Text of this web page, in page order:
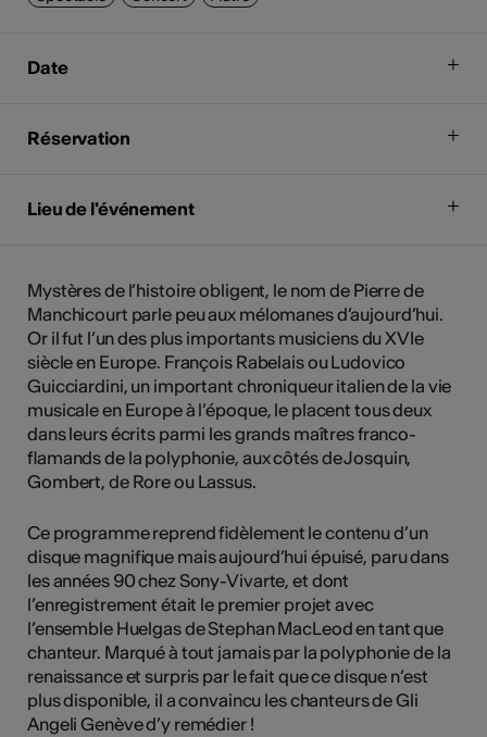
Date
Réservation
Lieu de l'événement
Mystères de l’histoire obligent, le nom de Pierre de
Manchicourt parle peu aux mélomanes d’aujourd’hui.
Or il fut l’un des plus importants musiciens du XVIe
siècle en Europe. François Rabelais ou Ludovico
Guicciardini, un important chroniqueur italien de la vie
musicale en Europe à l’époque, le placent tous deux
dans leurs écrits parmi les grands maîtres franco-
flamands de la polyphonie, aux côtés de Josquin,
Gombert, de Rore ou Lassus.
Ce programme reprend fidèlement le contenu d’un
disque magnifique mais aujourd’hui épuisé, paru dans
les années 90 chez Sony-Vivarte, et dont
l’enregistrement était le premier projet avec
l’ensemble Huelgas de Stephan MacLeod en tant que
chanteur. Marqué à tout jamais par la polyphonie de la
renaissance et surpris par le fait que ce disque n’est
plus disponible, il a convaincu les chanteurs de Gli
Angeli Genève d’y remédier !